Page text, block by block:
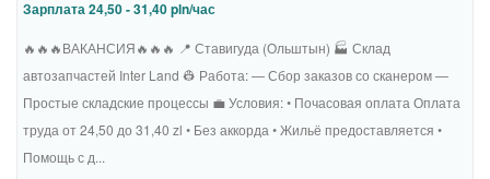
Зарплата 24,50 - 31,40 pln/час
🔥🔥🔥ВАКАНСИЯ🔥🔥🔥 📍 Ставигуда (Ольштын) 🏭 Склад
автозапчастей Inter Land 👷 Работа: — Сбор заказов со сканером —
Простые складские процессы 💼 Условия: • Почасовая оплата Оплата
труда от 24,50 до 31,40 zl • Без аккорда • Жильё предоставляется •
Помощь с д...